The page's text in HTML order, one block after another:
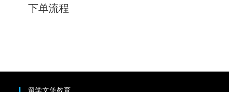
下单流程
留学文凭教育